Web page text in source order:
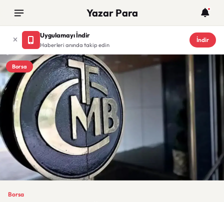
Yazar Para
Uygulamayı İndir
Haberleri anında takip edin
İndir
Borsa
Borsa